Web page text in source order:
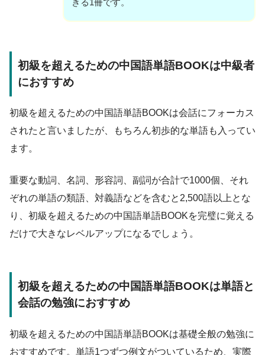
きる1冊です。
初級を超えるための中国語単語BOOKは中級者
におすすめ
初級を超えるための中国語単語BOOKは会話にフォーカス
されたと言いましたが、もちろん初歩的な単語も入ってい
ます。
重要な動詞、名詞、形容詞、副詞が合計で1000個、それ
ぞれの単語の類語、対義語などを含むと2,500語以上とな
り、初級を超えるための中国語単語BOOKを完璧に覚える
だけで大きなレベルアップになるでしょう。
初級を超えるための中国語単語BOOKは単語と
会話の勉強におすすめ
初級を超えるための中国語単語BOOKは基礎全般の勉強に
おすすめです。単語1つずつ例文がついているため、実際